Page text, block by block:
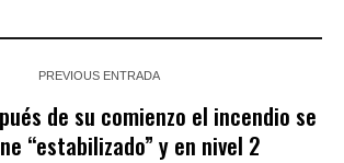
PREVIOUS ENTRADA
de su comienzo el incendio se
“estabilizado” y en nivel 2